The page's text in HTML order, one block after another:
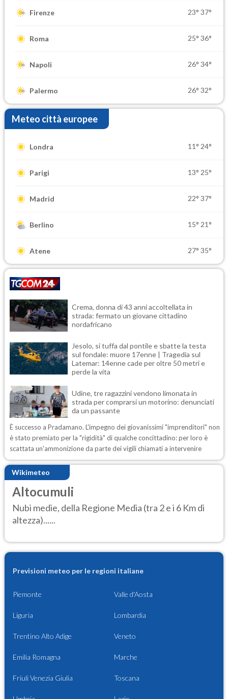
Firenze 23° 37°
Roma 25° 36°
Napoli 26° 34°
Palermo 26° 32°
Meteo città europee
Londra 11° 24°
Parigi 13° 25°
Madrid 22° 37°
Berlino 15° 21°
Atene 27° 35°
Crema, donna di 43 anni accoltellata in
strada: fermato un giovane cittadino
nordafricano
Jesolo, si tuffa dal pontile e sbatte la testa
sul fondale: muore 17enne | Tragedia sul
Latemar: 14enne cade per oltre 50 metri e
perde la vita
Udine, tre ragazzini vendono limonata in
strada per comprarsi un motorino: denunciati
da un passante
È successo a Pradamano. L'impegno dei giovanissimi "imprenditori" non
è stato premiato per la "rigidità" di qualche concittadino: per loro è
scattata un'ammonizione da parte dei vigili chiamati a intervenire
Wikimeteo
Altocumuli
Nubi medie, della Regione Media (tra 2 e i 6 Km di
altezza)......
Previsioni meteo per le regioni italiane
Piemonte Valle d'Aosta
Liguria Lombardia
Trentino Alto Adige Veneto
Emilia Romagna Marche
Friuli Venezia Giulia Toscana